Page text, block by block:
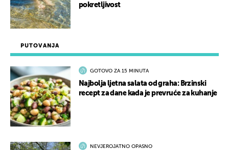
PUTOVANJA
GOTOVO ZA 15 MINUTA
Najbolja ljetna salata od graha: Brzinski
recept za dane kada je prevruće za kuhanje
NEVJEROJATNO OPASNO
pokretljivost